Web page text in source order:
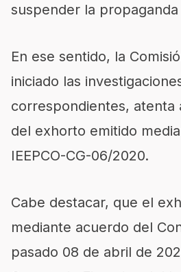
suspender la
En ese sentido, la
iniciado las
correspondientes, atenta
del exhorto emitido
IEEPCO-CG-06/2020.
Cabe destacar, que el
mediante acuerdo del
pasado 08 de abril de